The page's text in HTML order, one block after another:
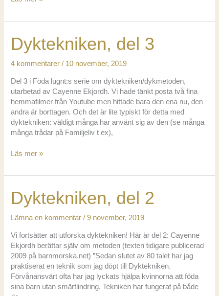
när
själv
får
välja?
Dyktekniken, del 3
4 kommentarer / 10 november, 2019
Del 3 i Föda lugnt:s serie om dyktekniken/dykmetoden,
utarbetad av Cayenne Ekjordh. Vi hade tänkt posta två fina
hemmafilmer från Youtube men hittade bara den ena nu, den
andra är borttagen. Och det är lite typiskt för detta med
dyktekniken: väldigt många har använt sig av den (se många
många trådar på Familjeliv t ex),
Dyktekniken,
3
Läs mer »
Dyktekniken, del 2
Lämna en kommentar /9 november, 2019
Vi fortsätter att utforska dyktekniken! Här är del 2: Cayenne
Ekjordh berättar själv om metoden (texten tidigare publicerad
2009 på barnmorska.net) ”Sedan slutet av 80 talet har jag
praktiserat en teknik som jag döpt till Dyktekniken.
Förvånansvärt ofta har jag lyckats hjälpa kvinnorna att föda
sina barn utan smärtlindring. Tekniken har fungerat på både